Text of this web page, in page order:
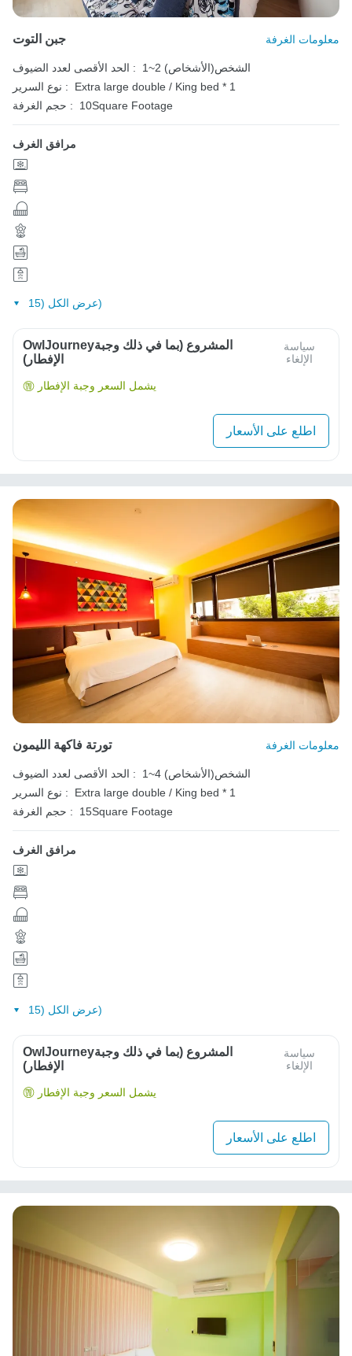
جبن التوت معلومات الغرفة
الحد الأقصى لعدد الضيوف :
1~2 الشخص(الأشخاص)
نوع السرير :
Extra large double / King bed * 1
حجم الغرفة :
10Square Footage
مرافق الغرف
عرض الكل (15)
OwlJourneyالمشروع (بما في ذلك وجبة
الإفطار)
سياسة
الإلغاء
يشمل السعر وجبة الإفطار
اطلع على الأسعار
تورتة فاكهة الليمون معلومات الغرفة
الحد الأقصى لعدد الضيوف :
1~4 الشخص(الأشخاص)
نوع السرير :
Extra large double / King bed * 1
حجم الغرفة :
15Square Footage
مرافق الغرف
عرض الكل (15)
OwlJourneyالمشروع (بما في ذلك وجبة
الإفطار)
سياسة
الإلغاء
يشمل السعر وجبة الإفطار
اطلع على الأسعار